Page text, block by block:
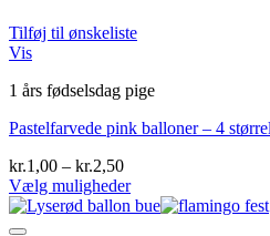
Tilføj til ønskeliste
Vis
1 års fødselsdag pige
Pastelfarvede pink balloner – 4
kr.1,00 – kr.2,50Prisinterval:
kr.1,00
til
Vælg muligheder
Dette
vare